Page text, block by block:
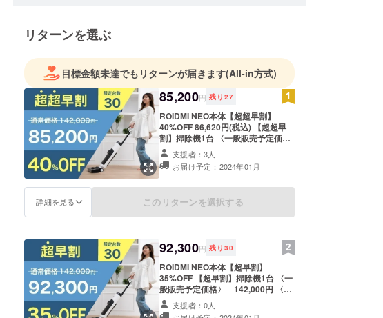
リターンを選ぶ
目標金額未達でもリターンが届きます(All-in方式)
85,200円 残り 27
ROIDMI NEO本体【超超早割】
40%OFF 86,620円(税込) 【超超早
割】掃除機1台 〈一般販売予定価
格〉 142,000円 〈本体サイズ〉
1100、280、253(mm) 〈本体重
量〉約4.5kg 〈付属品〉収納・充電
リーニングブラシ / 床洗浄液
支援者：3人
お届け予定：2024年01月
詳細を見る このリターンを選択する
92,300円 残り 30
ROIDMI NEO本体【超早割】
35%OFF 【超早割】掃除機1台 〈一
般販売予定価格〉 142,000円 〈本
体サイズ〉1100、280、253(mm)
〈本体重量〉約4.5kg 〈付属品〉収
支援者：0人